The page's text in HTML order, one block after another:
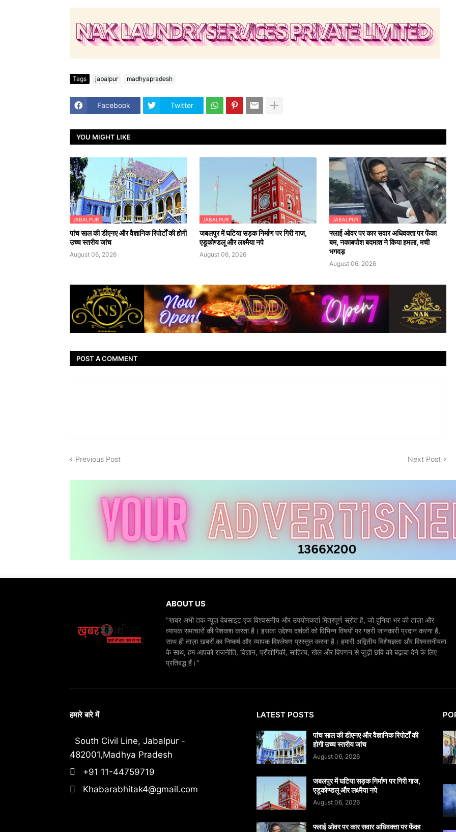
Tags jabalpur madhyapradesh
Facebook Twitter
YOU MIGHT LIKE
JABALPUR
पांच साल की डीएनए और वैज्ञानिक रिपोर्टों की होगी
उच्च स्तरीय जांच
August 06, 2026
JABALPUR
जबलपुर में घटिया सड़क निर्माण पर गिरी गाज,
एडूकोण्डलू और लक्ष्मैया नपे
August 06, 2026
JABALPUR
फ्लाई ओवर पर कार सवार अधिवक्ता पर फेंका
बम, नकाबपोश बदमाश ने किया हमला, मची
भगदड़
August 06, 2026
POST A COMMENT
Previous Post Next Post
ABOUT US
"खबर अभी तक न्यूज़ वेबसाइट एक विश्वसनीय और उपयोगकर्ता मित्रपूर्ण स्रोत है, जो दुनिया भर की ताज़ा और
व्यापक समाचारों की पेशकश करता है। इसका उद्देश्य दर्शकों को विभिन्न विषयों पर गहरी जानकारी प्रदान करना है,
साथ ही ताज़ा खबरों का निष्कर्ष और व्यापक विश्लेषण प्रस्तुत करना है। हमारी अद्वितीय विशेषज्ञता और विश्वसनीयता
के साथ, हम आपको राजनीति, विज्ञान, प्रौद्योगिकी, साहित्य, खेल और विपणन से जुड़ी छवि को बढ़ावा देने के लिए
प्रतिबद्ध हैं।"
हमारे बारे में
South Civil Line, Jabalpur -
482001,Madhya Pradesh
+91 11-44759719
Khabarabhitak4@gmail.com
LATEST POSTS
पांच साल की डीएनए और वैज्ञानिक रिपोर्टों की
होगी उच्च स्तरीय जांच
August 06, 2026
जबलपुर में घटिया सड़क निर्माण पर गिरी गाज,
एडूकोण्डलू और लक्ष्मैया नपे
August 06, 2026
फ्लाई ओवर पर कार सवार अधिवक्ता पर फेंका